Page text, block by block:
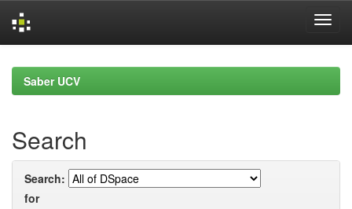
navigationSaber UCV
Search
Search:
for